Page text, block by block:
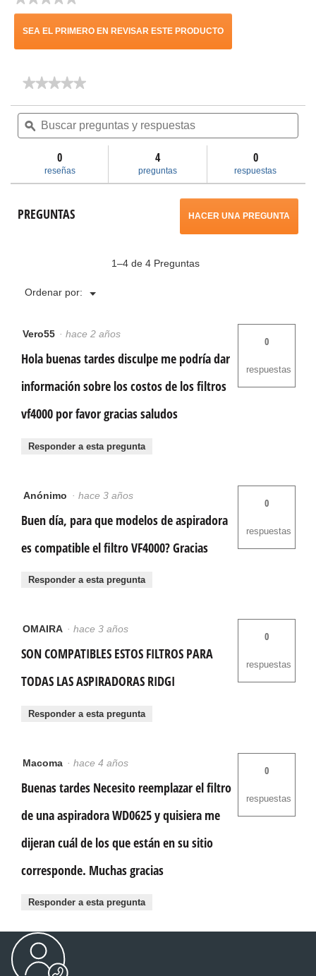
los
días
Sin
SEA EL PRIMERO EN REVISAR ESTE PRODUCTO
Con
esta
acción
★★★★★
★★★★★
hay
de
de
papel
plegado
monocapa
la
suciedad
Buscar
preguntas
y
respuestas
ϙ
0
reseñas
4
preguntas
0
respuestas
PREGUNTAS HACER UNA PREGUNTA
1–4 de 4 Preguntas
Ordenar por: ▼
Menú
Vero55 · hace 2 años
Hola buenas tardes disculpe me podría dar
información sobre los costos de los filtros
vf4000 por favor gracias saludos
0
respuestas
Responder a esta pregunta
Anónimo · hace 3 años
Buen día, para que modelos de aspiradora
es compatible el filtro VF4000? Gracias
0
respuestas
Responder a esta pregunta
OMAIRA · hace 3 años
SON COMPATIBLES ESTOS FILTROS PARA
TODAS LAS ASPIRADORAS RIDGI
0
respuestas
Responder a esta pregunta
Macoma · hace 4 años
Buenas tardes Necesito reemplazar el filtro
de una aspiradora WD0625 y quisiera me
dijeran cuál de los que están en su sitio
corresponde. Muchas gracias
0
respuestas
Responder a esta pregunta